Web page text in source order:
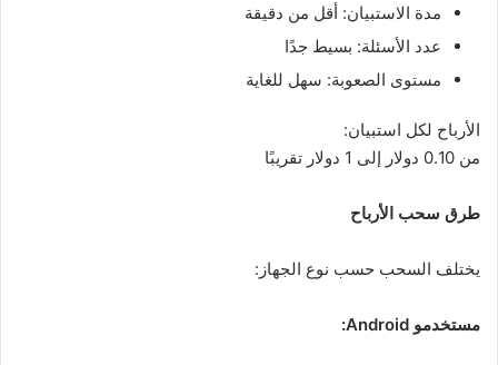
مدة الاستبيان: أقل من دقيقة
عدد الأسئلة: بسيط جدًا
مستوى الصعوبة: سهل للغاية
الأرباح لكل استبيان:
من 0.10 دولار إلى 1 دولار تقريبًا
طرق سحب الأرباح
يختلف السحب حسب نوع الجهاز:
مستخدمو Android: